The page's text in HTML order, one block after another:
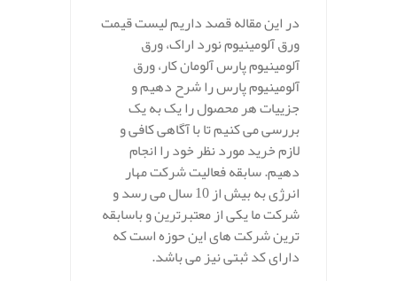
در این مقاله قصد داریم لیست قیمت
ورق آلومینیوم نورد اراک، ورق
آلومینیوم پارس آلومان کار، ورق
آلومینیوم پارس را شرح دهیم و
جزییات هر محصول را یک به یک
بررسی می کنیم تا با آگاهی کافی و
لازم خرید مورد نظر خود را انجام
دهیم. سابقه فعالیت شرکت مهار
انرژی به بیش از 10 سال می رسد و
شرکت ما یکی از معتبرترین و باسابقه
ترین شرکت های این حوزه است که
دارای کد ثبتی نیز می باشد.